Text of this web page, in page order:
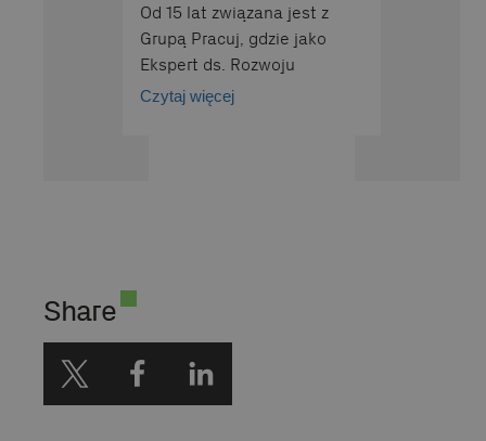
Od 15 lat związana jest z
Grupą Pracuj, gdzie jako
Ekspert ds. Rozwoju
Sprzedaży wspiera firmy w
partnerom biznesowym i
współpracownikom
Czytaj więcej
Share